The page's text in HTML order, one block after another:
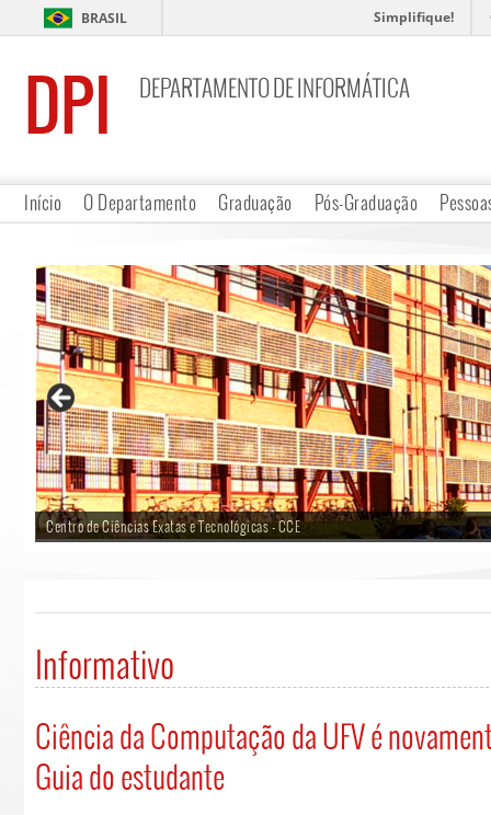
BRASIL Simplifique!
DPI DEPARTAMENTO DE INFORMÁTICA
Início O Departamento Graduação Pós-Graduação
Centro de Ciências Exatas e Tecnológicas - CCE
Informativo
Ciência da Computação da UFV é
Guia do estudante